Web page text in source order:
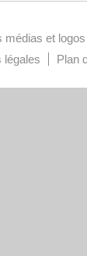
médias et logos
légales
Plan